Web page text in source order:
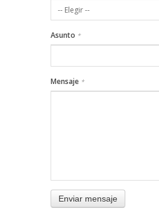
Asunto *
Mensaje *
Enviar mensaje